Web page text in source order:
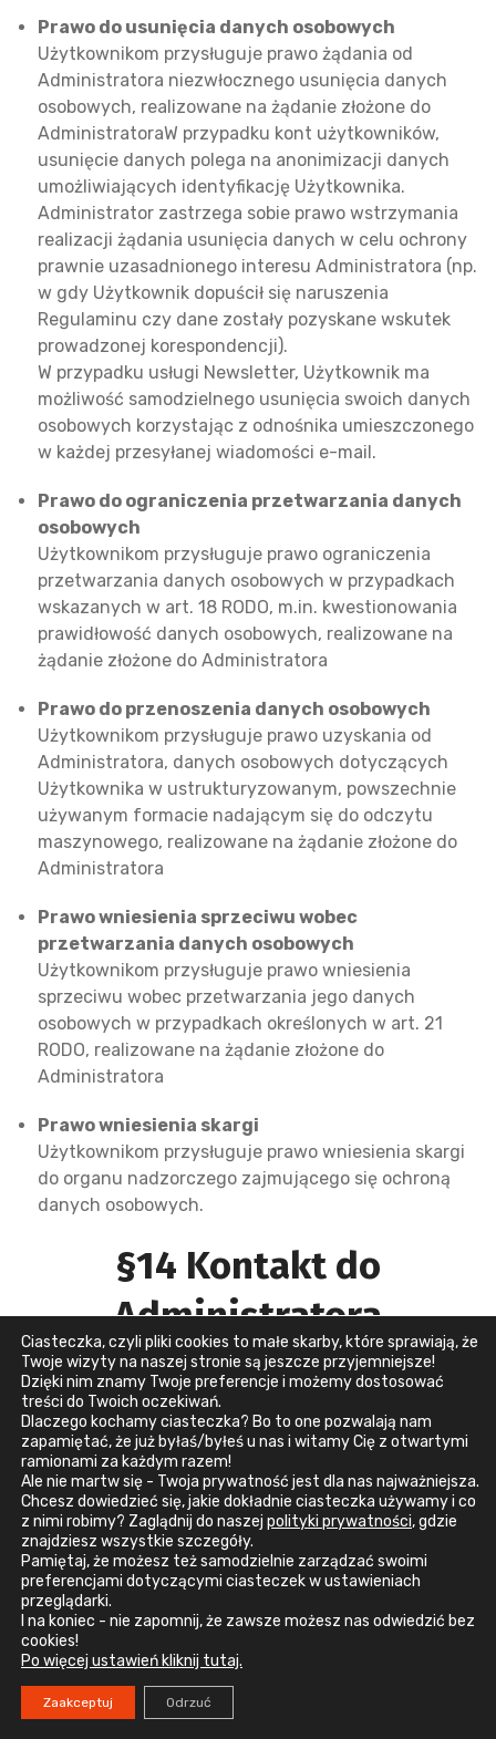
Prawo do usunięcia danych osobowych
Użytkownikom przysługuje prawo żądania od
Administratora niezwłocznego usunięcia danych
osobowych, realizowane na żądanie złożone do
AdministratoraW przypadku kont użytkowników,
usunięcie danych polega na anonimizacji danych
umożliwiających identyfikację Użytkownika.
Administrator zastrzega sobie prawo wstrzymania
realizacji żądania usunięcia danych w celu ochrony
prawnie uzasadnionego interesu Administratora (np.
w gdy Użytkownik dopuścił się naruszenia
Regulaminu czy dane zostały pozyskane wskutek
prowadzonej korespondencji).
W przypadku usługi Newsletter, Użytkownik ma
możliwość samodzielnego usunięcia swoich danych
osobowych korzystając z odnośnika umieszczonego
w każdej przesyłanej wiadomości e-mail.
Prawo do ograniczenia przetwarzania danych
osobowych
Użytkownikom przysługuje prawo ograniczenia
przetwarzania danych osobowych w przypadkach
wskazanych w art. 18 RODO, m.in. kwestionowania
prawidłowość danych osobowych, realizowane na
żądanie złożone do Administratora
Prawo do przenoszenia danych osobowych
Użytkownikom przysługuje prawo uzyskania od
Administratora, danych osobowych dotyczących
Użytkownika w ustrukturyzowanym, powszechnie
używanym formacie nadającym się do odczytu
maszynowego, realizowane na żądanie złożone do
Administratora
Prawo wniesienia sprzeciwu wobec
przetwarzania danych osobowych
Użytkownikom przysługuje prawo wniesienia
sprzeciwu wobec przetwarzania jego danych
osobowych w przypadkach określonych w art. 21
RODO, realizowane na żądanie złożone do
Administratora
Prawo wniesienia skargi
Użytkownikom przysługuje prawo wniesienia skargi
do organu nadzorczego zajmującego się ochroną
danych osobowych.
§14 Kontakt do
Administratora
Z Administratorem można skontaktować się w jeden z
poniższych sposobów
Adres pocztowy– Devology sp. z o.o. , UL.DWORSKA
117 32-051 OCHODZA
Adres poczty elektronicznej– biuro@devology.pl
Połączenie telefoniczne– +48 12 210 02 82
Formularz kontaktowy– dostępny pod adresem:
https://devology.pl/kontakt/
§15 Wymagania Serwisu
Ciasteczka, czyli pliki cookies to małe skarby, które sprawiają, że
Twoje wizyty na naszej stronie są jeszcze przyjemniejsze!
Dzięki nim znamy Twoje preferencje i możemy dostosować
treści do Twoich oczekiwań.
Dlaczego kochamy ciasteczka? Bo to one pozwalają nam
zapamiętać, że już byłaś/byłeś u nas i witamy Cię z otwartymi
ramionami za każdym razem!
Ale nie martw się - Twoja prywatność jest dla nas najważniejsza.
Chcesz dowiedzieć się, jakie dokładnie ciasteczka używamy i co
z nimi robimy? Zaglądnij do naszej polityki prywatności, gdzie
znajdziesz wszystkie szczegóły.
Pamiętaj, że możesz też samodzielnie zarządzać swoimi
preferencjami dotyczącymi ciasteczek w ustawieniach
przeglądarki.
I na koniec - nie zapomnij, że zawsze możesz nas odwiedzić bez
cookies!
Po więcej ustawień kliknij tutaj.
Zaakceptuj Odrzuć